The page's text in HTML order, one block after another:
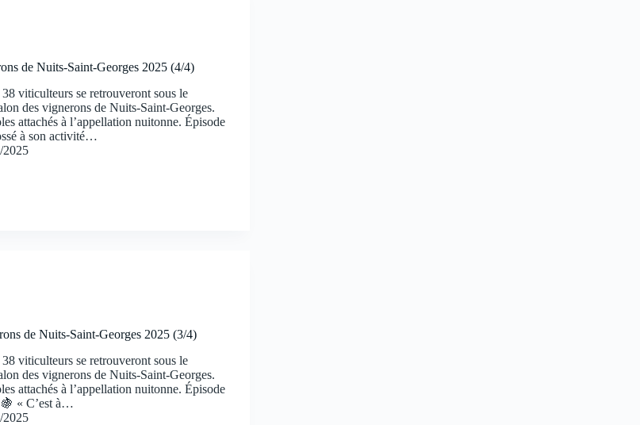
de Nuits-Saint-Georges 2025 (4/4)
viticulteurs se retrouveront sous le
des vignerons de Nuits-Saint-Georges.
attachés à l’appellation nuitonne. Épisode
à son activité…
2025
de Nuits-Saint-Georges 2025 (3/4)
viticulteurs se retrouveront sous le
des vignerons de Nuits-Saint-Georges.
attachés à l’appellation nuitonne. Épisode
« C’est à…
2025